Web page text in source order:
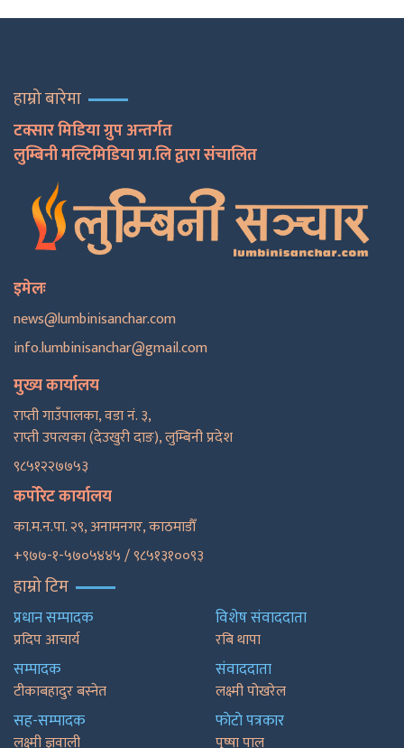
हाम्रो बारेमा
टक्सार मिडिया ग्रुप अन्तर्गत
लुम्बिनी मल्टिमिडिया प्रा.लि द्वारा संचालित
इमेलः
news@lumbinisanchar.com
info.lumbinisanchar@gmail.com
मुख्य कार्यालय
राप्ती गाउँपालका, वडा नं. ३,
राप्ती उपत्यका (देउखुरी दाङ), लुम्बिनी प्रदेश
९८५१२२७७५३
कर्पोरेट कार्यालय
का.म.न.पा. २९, अनामनगर, काठमाडाैँ
+९७७-१-५७०५४४५ / ९८५१३१००९३
हाम्रो टिम
प्रधान सम्पादक
प्रदिप आचार्य
सम्पादक
टीकाबहादुर बस्नेत
सह-सम्पादक
लक्ष्मी ज्ञवाली
विशेष संवाददाता
रबि थापा
संवाददाता
लक्ष्मी पोखरेल
फाेटाे पत्रकार
पुष्षा पाल